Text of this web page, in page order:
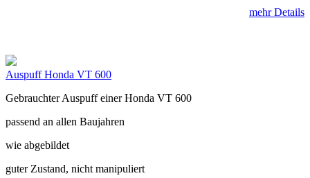
mehr Details
Auspuff Honda VT 600
Gebrauchter Auspuff einer Honda VT 600
passend an allen Baujahren
wie abgebildet
guter Zustand, nicht manipuliert